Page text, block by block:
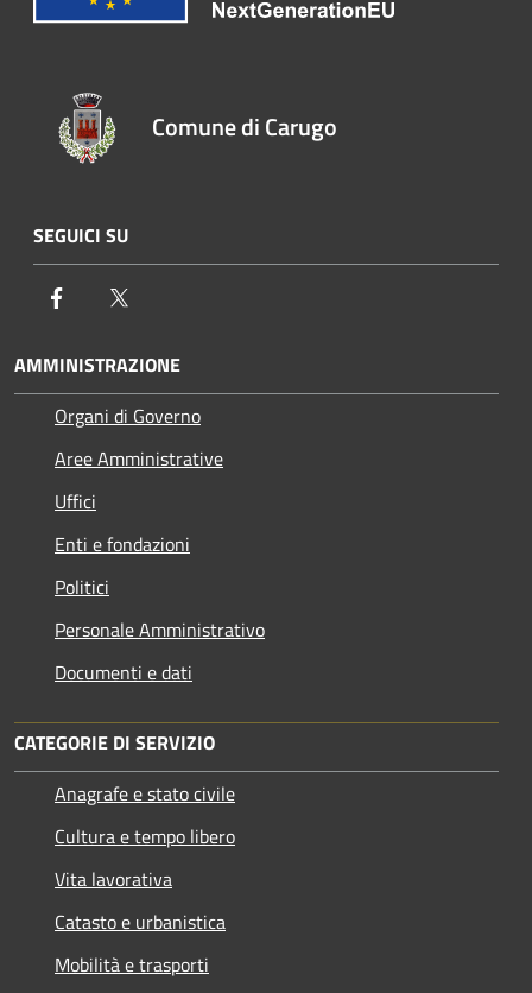
Comune di Carugo
SEGUICI SU
Facebook
AMMINISTRAZIONE
Organi di Governo
Aree Amministrative
Uffici
Enti e fondazioni
Politici
Personale Amministrativo
Documenti e dati
CATEGORIE DI SERVIZIO
Anagrafe e stato civile
Cultura e tempo libero
Vita lavorativa
Catasto e urbanistica
Mobilità e trasporti